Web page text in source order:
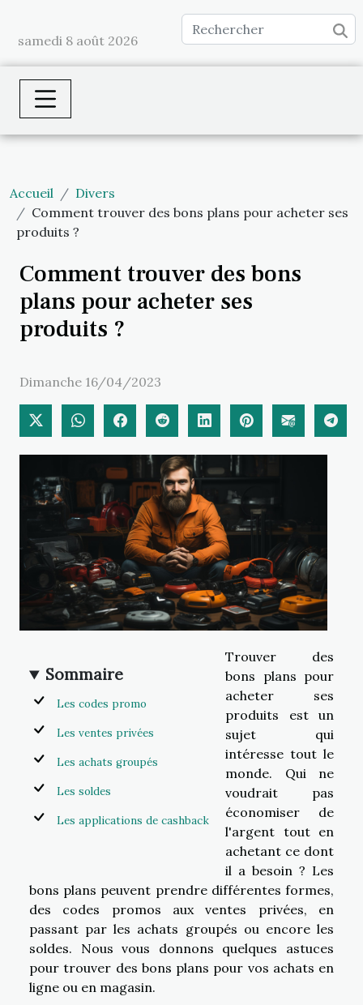
samedi 8 août 2026
Accueil
Divers
Comment trouver des bons plans pour acheter ses
produits ?
Comment trouver des bons
plans pour acheter ses
produits ?
Dimanche 16/04/2023
Sommaire
Les codes promo
Les ventes privées
Les achats groupés
Les soldes
Les applications de cashback
Trouver des
bons plans pour
acheter ses
produits est un
sujet qui
intéresse tout le
monde. Qui ne
voudrait pas
économiser de
l'argent tout en
achetant ce dont
il a besoin ? Les
bons plans peuvent prendre différentes formes,
des codes promos aux ventes privées, en
passant par les achats groupés ou encore les
soldes. Nous vous donnons quelques astuces
pour trouver des bons plans pour vos achats en
ligne ou en magasin.